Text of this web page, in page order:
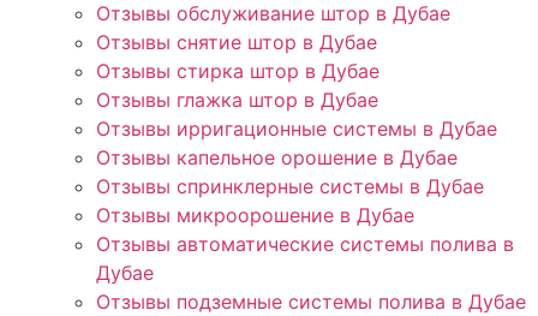
Отзывы обслуживание штор в Дубае
Отзывы снятие штор в Дубае
Отзывы стирка штор в Дубае
Отзывы глажка штор в Дубае
Отзывы ирригационные системы в Дубае
Отзывы капельное орошение в Дубае
Отзывы спринклерные системы в Дубае
Отзывы микроорошение в Дубае
Отзывы автоматические системы полива в
Дубае
Отзывы подземные системы полива в Дубае